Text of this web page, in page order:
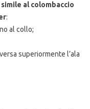
al colombaccio
:
al collo;
superiormente l’ala